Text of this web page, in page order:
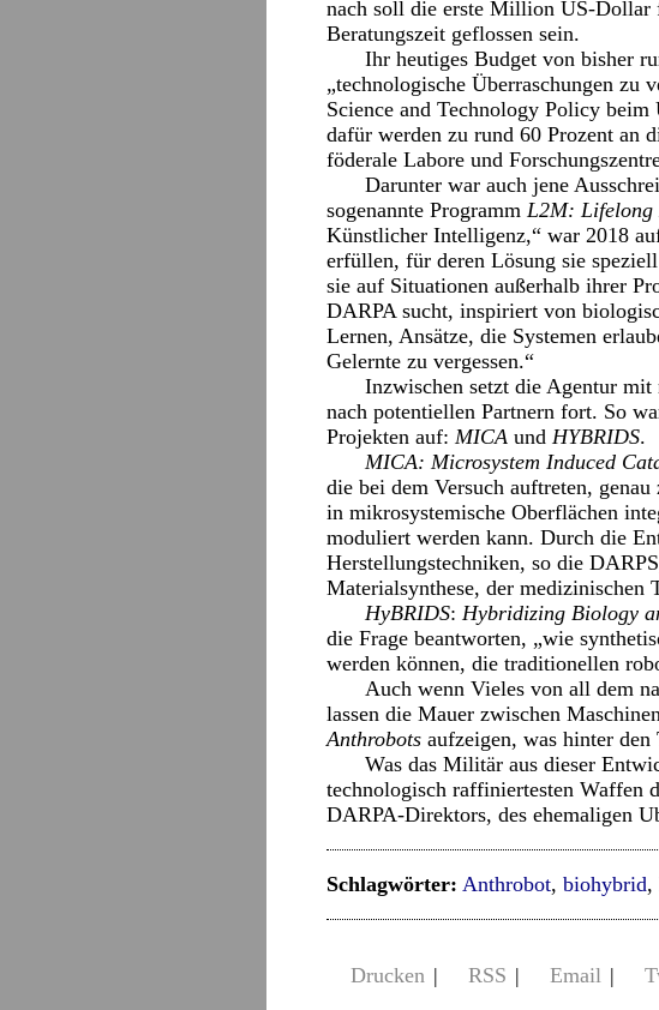
nach soll die erste Million US-Dollar
Beratungszeit geflossen sein.
Ihr heutiges Budget von bisher
„technologische Überraschungen
Science and Technology Policy beim
dafür werden zu rund 60 Prozent an
föderale Labore und
Darunter war auch jene
sogenannte Programm L2M: Lifelong
Künstlicher Intelligenz,“ war 2018
erfüllen, für deren Lösung sie
sie auf Situationen außerhalb ihrer
DARPA sucht, inspiriert von
Lernen, Ansätze, die Systemen
Gelernte zu vergessen.“
Inzwischen setzt die Agentur
nach potentiellen Partnern fort. So
Projekten auf: MICA und HYBRIDS.
MICA: Microsystem Induced
die bei dem Versuch auftreten,
in mikrosystemische Oberflächen
moduliert werden kann. Durch die
Herstellungstechniken, so die
Materialsynthese, der medizinischen
HyBRIDS: Hybridizing Biology
die Frage beantworten, „wie
werden können, die traditionellen
Auch wenn Vieles von all dem
lassen die Mauer zwischen
Anthrobots aufzeigen, was hinter
Was das Militär aus dieser
technologisch raffiniertesten Waffen
DARPA-Direktors, des ehemaligen
Schlagwörter: Anthrobot, biohybrid,
Drucken | RSS | Email |